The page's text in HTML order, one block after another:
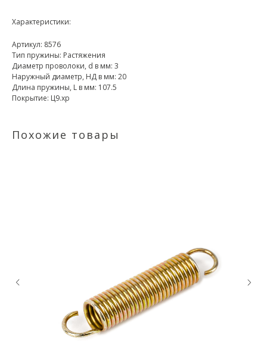
Характеристики:
Артикул: 8576
Тип пружины: Растяжения
Диаметр проволоки, d в мм: 3
Наружный диаметр, НД в мм: 20
Длина пружины, L в мм: 107.5
Покрытие: Ц9.хр
Похожие товары